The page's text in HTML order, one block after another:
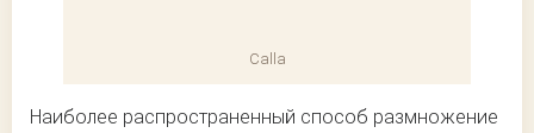
Calla
Наиболее распространенный способ размножение